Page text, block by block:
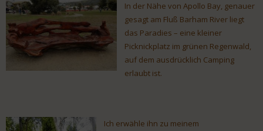
In der Nähe von Apollo Bay, genauer
gesagt am Fluß Barham River liegt
das Paradies – eine kleiner
Picknickplatz im grünen Regenwald,
auf dem ausdrücklich Camping
erlaubt ist.
Ich erwähle ihn zu meinem